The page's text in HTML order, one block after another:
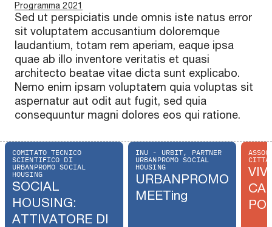
Programma 2021
Sed ut perspiciatis unde omnis iste natus error
sit voluptatem accusantium doloremque
laudantium, totam rem aperiam, eaque ipsa
quae ab illo inventore veritatis et quasi
architecto beatae vitae dicta sunt explicabo.
Nemo enim ipsam voluptatem quia voluptas sit
aspernatur aut odit aut fugit, sed quia
consequuntur magni dolores eos qui ratione.
COMITATO TECNICO
SCIENTIFICO DI
URBANPROMO SOCIAL
HOUSING
SOCIAL
HOUSING:
ATTIVATORE DI
INU - URBIT, PARTNER
URBANPROMO SOCIAL
HOUSING
URBANPROMO
MEETing